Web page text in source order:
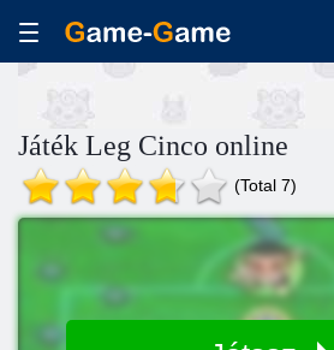
Játék Leg Cinco online
(Total 7)